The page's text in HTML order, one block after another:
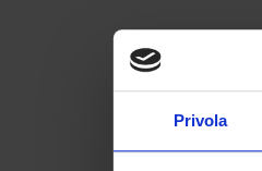
Privola